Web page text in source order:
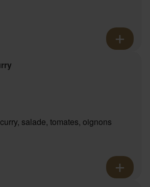
salade, tomates, oignons